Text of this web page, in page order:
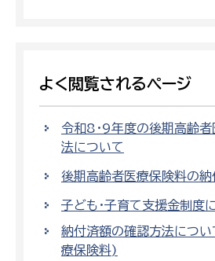
よく閲覧されるページ
令和8・9年度の後期高齢
法について
後期高齢者医療保険料の納
子ども・子育て支援金制度
納付済額の確認方法につ
療保険料)